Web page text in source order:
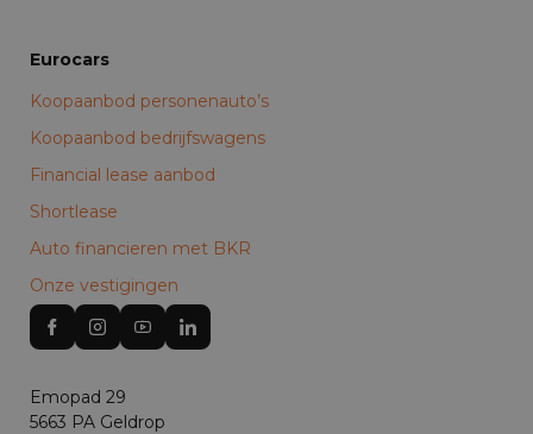
Eurocars
Koopaanbod personenauto’s
Koopaanbod bedrijfswagens
Financial lease aanbod
Shortlease
Auto financieren met BKR
Onze vestigingen
Emopad 29
5663 PA Geldrop